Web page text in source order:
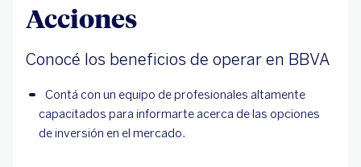
Acciones
Conocé los beneficios de operar en BBVA
Contá con un equipo de profesionales altamente
capacitados para informarte acerca de las opciones
de inversión en el mercado.